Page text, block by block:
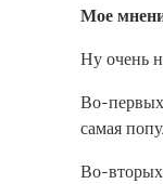
Мое
Ну очень
Во-
самая
Во-